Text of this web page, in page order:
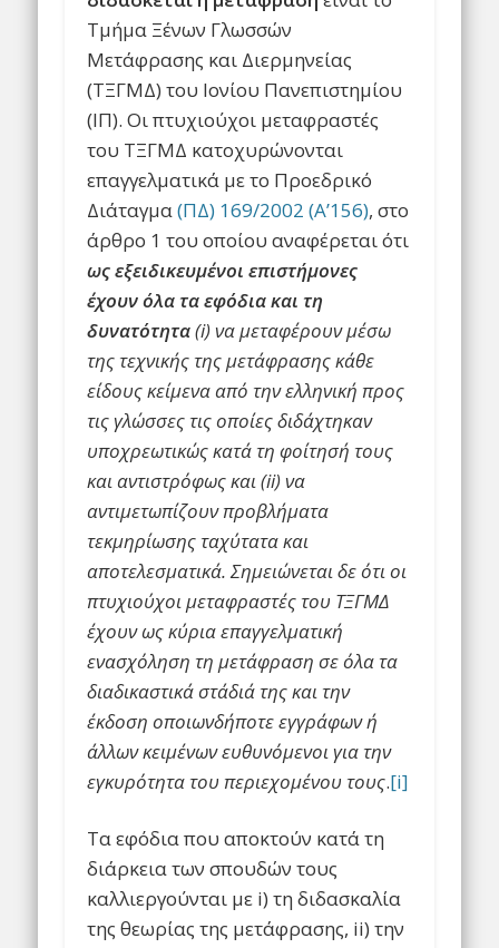
Τμήμα Ξένων Γλωσσών
Μετάφρασης και Διερμηνείας
(ΤΞΓΜΔ) του Ιονίου Πανεπιστημίου
(ΙΠ). Οι πτυχιούχοι μεταφραστές
του ΤΞΓΜΔ κατοχυρώνονται
επαγγελματικά με το Προεδρικό
Διάταγμα(ΠΔ) 169/2002 (Α’156), στο
άρθρο 1 του οποίου αναφέρεται ότι
ως εξειδικευμένοι επιστήμονες
έχουν όλα τα εφόδια και τη
δυνατότητα(i) να μεταφέρουν μέσω
της τεχνικής της μετάφρασης κάθε
είδους κείμενα από την ελληνική προς
τις γλώσσες τις οποίες διδάχτηκαν
υποχρεωτικώς κατά τη φοίτησή τους
και αντιστρόφως και (ii) να
αντιμετωπίζουν προβλήματα
τεκμηρίωσης ταχύτατα και
αποτελεσματικά. Σημειώνεται δε ότι οι
πτυχιούχοι μεταφραστές του ΤΞΓΜΔ
έχουν ως κύρια επαγγελματική
ενασχόληση τη μετάφραση σε όλα τα
διαδικαστικά στάδιά της και την
έκδοση οποιωνδήποτε εγγράφων ή
άλλων κειμένων ευθυνόμενοι για την
εγκυρότητα του περιεχομένου τους.[i]
Τα εφόδια που αποκτούν κατά τη
διάρκεια των σπουδών τους
καλλιεργούνται με i) τη διδασκαλία
της θεωρίας της μετάφρασης, ii) την